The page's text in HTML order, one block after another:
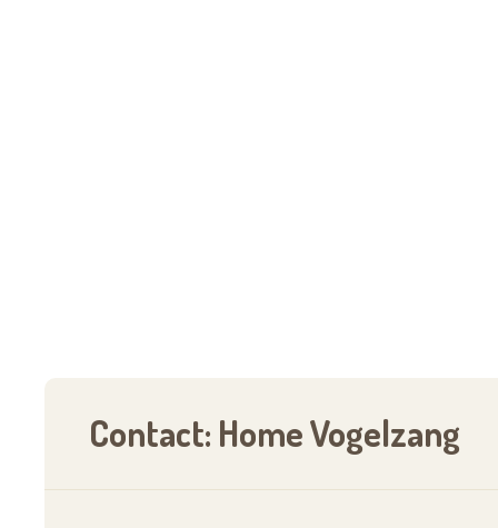
Hierbij worden waarden zoveel mogelijk
Het aanbod vanuit de pastorale werking
Contact: Home Vogelzang